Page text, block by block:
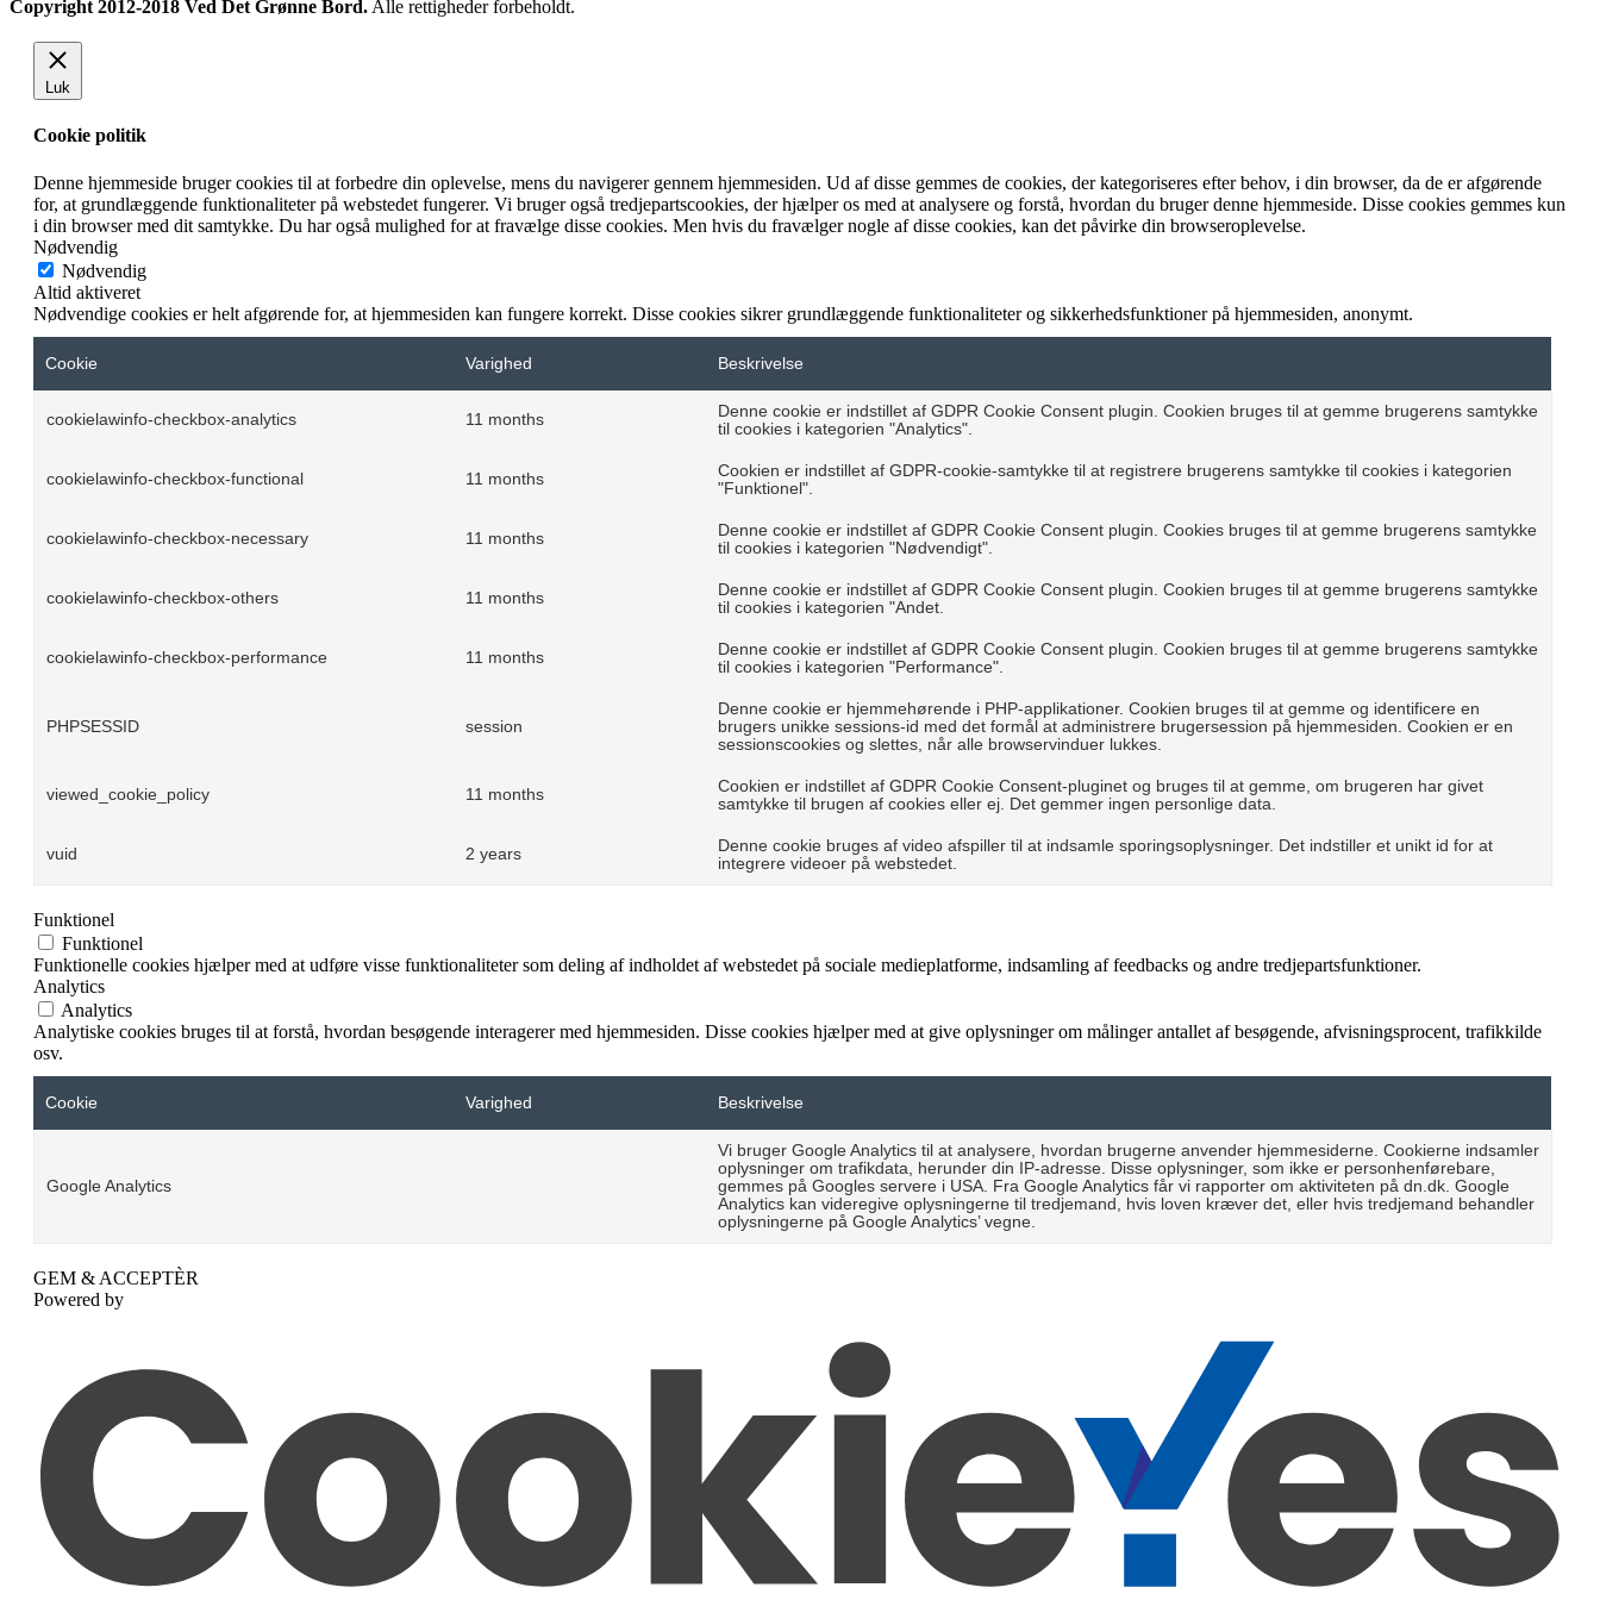
Copyright 2012-2018 Ved Det Grønne Bord. Alle rettigheder forbeholdt.
Luk
Cookie politik
Denne hjemmeside bruger cookies til at forbedre din oplevelse, mens du navigerer gennem hjemmesiden. Ud af disse gemmes de cookies, der kategoriseres efter behov, i din browser, da de er afgørende
for, at grundlæggende funktionaliteter på webstedet fungerer. Vi bruger også tredjepartscookies, der hjælper os med at analysere og forstå, hvordan du bruger denne hjemmeside. Disse cookies gemmes kun
i din browser med dit samtykke. Du har også mulighed for at fravælge disse cookies. Men hvis du fravælger nogle af disse cookies, kan det påvirke din browseroplevelse.
Nødvendig
Nødvendig
Altid aktiveret
Nødvendige cookies er helt afgørende for, at hjemmesiden kan fungere korrekt. Disse cookies sikrer grundlæggende funktionaliteter og sikkerhedsfunktioner på hjemmesiden, anonymt.
Cookie Varighed Beskrivelse
cookielawinfo-checkbox-analytics 11 months
Denne cookie er indstillet af GDPR Cookie Consent plugin. Cookien bruges til at gemme brugerens samtykke
til cookies i kategorien "Analytics".
cookielawinfo-checkbox-functional 11 months
Cookien er indstillet af GDPR-cookie-samtykke til at registrere brugerens samtykke til cookies i kategorien
"Funktionel".
cookielawinfo-checkbox-necessary 11 months
Denne cookie er indstillet af GDPR Cookie Consent plugin. Cookies bruges til at gemme brugerens samtykke
til cookies i kategorien "Nødvendigt".
cookielawinfo-checkbox-others 11 months
Denne cookie er indstillet af GDPR Cookie Consent plugin. Cookien bruges til at gemme brugerens samtykke
til cookies i kategorien "Andet.
cookielawinfo-checkbox-performance 11 months
Denne cookie er indstillet af GDPR Cookie Consent plugin. Cookien bruges til at gemme brugerens samtykke
til cookies i kategorien "Performance".
PHPSESSID session
Denne cookie er hjemmehørende i PHP-applikationer. Cookien bruges til at gemme og identificere en
brugers unikke sessions-id med det formål at administrere brugersession på hjemmesiden. Cookien er en
sessionscookies og slettes, når alle browservinduer lukkes.
viewed_cookie_policy 11 months
Cookien er indstillet af GDPR Cookie Consent-pluginet og bruges til at gemme, om brugeren har givet
samtykke til brugen af cookies eller ej. Det gemmer ingen personlige data.
vuid 2 years
Denne cookie bruges af video afspiller til at indsamle sporingsoplysninger. Det indstiller et unikt id for at
integrere videoer på webstedet.
Funktionel
Funktionel
Funktionelle cookies hjælper med at udføre visse funktionaliteter som deling af indholdet af webstedet på sociale medieplatforme, indsamling af feedbacks og andre tredjepartsfunktioner.
Analytics
Analytics
Analytiske cookies bruges til at forstå, hvordan besøgende interagerer med hjemmesiden. Disse cookies hjælper med at give oplysninger om målinger antallet af besøgende, afvisningsprocent, trafikkilde
osv.
Cookie Varighed Beskrivelse
Google Analytics
Vi bruger Google Analytics til at analysere, hvordan brugerne anvender hjemmesiderne. Cookierne indsamler
oplysninger om trafikdata, herunder din IP-adresse. Disse oplysninger, som ikke er personhenførebare,
gemmes på Googles servere i USA. Fra Google Analytics får vi rapporter om aktiviteten på dn.dk. Google
Analytics kan videregive oplysningerne til tredjemand, hvis loven kræver det, eller hvis tredjemand behandler
oplysningerne på Google Analytics’ vegne.
GEM & ACCEPTÈR
Powered by